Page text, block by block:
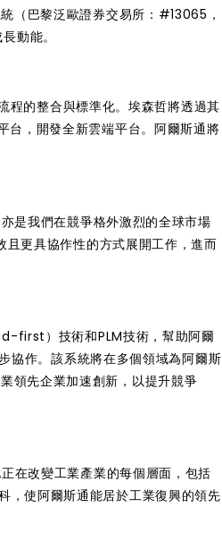
（巴黎泛歐證券交易所：#13065，
動能。
程的整合與標準化。埃森哲將透過其
台，開發全新雲端平台。阿爾斯通將
是我們在競爭格外激烈的全球市場
更具協作性的方式展開工作，進而
first）技術和PLM技術，幫助阿爾
協作。該系統將在多個領域為阿爾斯
領先企業加速創新，以提升競爭
在改變工業產業的每個層面，包括
，使阿爾斯通能居於工業復興的領先